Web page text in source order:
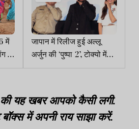
में
जापान में रिलीज हुई अल्लू
अर्जुन की ‘पुष्पा 2’, टोक्यो में
मिला फैंस का जबरदस्त प्यार
यह खबर आपको कैसी लगी.
में अपनी राय साझा करें.